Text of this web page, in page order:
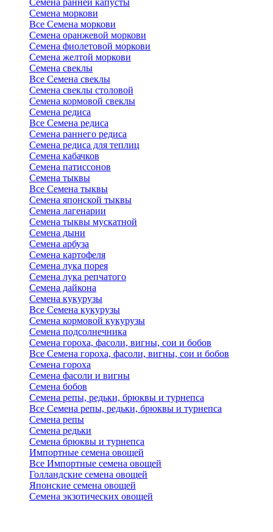
Семена ранней капусты
Семена моркови
Все Семена моркови
Семена оранжевой моркови
Семена фиолетовой моркови
Семена желтой моркови
Семена свеклы
Все Семена свеклы
Семена свеклы столовой
Семена кормовой свеклы
Семена редиса
Все Семена редиса
Семена раннего редиса
Семена редиса для теплиц
Семена кабачков
Семена патиссонов
Семена тыквы
Все Семена тыквы
Семена японской тыквы
Семена лагенарии
Семена тыквы мускатной
Семена дыни
Семена арбуза
Семена картофеля
Семена лука порея
Семена лука репчатого
Семена дайкона
Семена кукурузы
Все Семена кукурузы
Семена кормовой кукурузы
Семена подсолнечника
Семена гороха, фасоли, вигны, сои и бобов
Все Семена гороха, фасоли, вигны, сои и бобов
Семена гороха
Семена фасоли и вигны
Семена бобов
Семена репы, редьки, брюквы и турнепса
Все Семена репы, редьки, брюквы и турнепса
Семена репы
Семена редьки
Семена брюквы и турнепса
Импортные семена овощей
Все Импортные семена овощей
Голландские семена овощей
Японские семена овощей
Семена экзотических овощей